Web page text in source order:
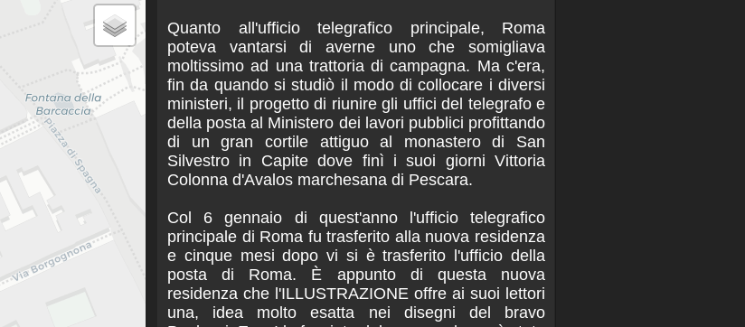
Quanto all'ufficio telegrafico principale, Roma
poteva vantarsi di averne uno che somigliava
moltissimo ad una trattoria di campagna. Ma c'era,
fin da quando si studiò il modo di collocare i diversi
ministeri, il progetto di riunire gli uffici del telegrafo e
della posta al Ministero dei lavori pubblici profittando
di un gran cortile attiguo al monastero di San
Silvestro in Capite dove finì i suoi giorni Vittoria
Colonna d'Avalos marchesana di Pescara.
Col 6 gennaio di quest'anno l'ufficio telegrafico
principale di Roma fu trasferito alla nuova residenza
e cinque mesi dopo vi si è trasferito l'ufficio della
posta di Roma. È appunto di questa nuova
residenza che l'ILLUSTRAZIONE offre ai suoi lettori
una, idea molto esatta nei disegni del bravo